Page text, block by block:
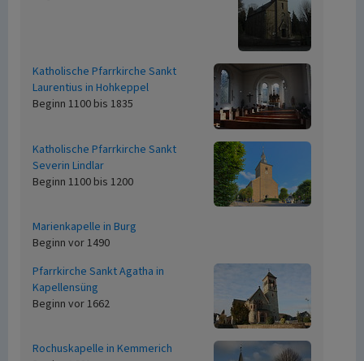
Katholische Pfarrkirche Sankt
Laurentius in Hohkeppel
Beginn 1100 bis 1835
Katholische Pfarrkirche Sankt
Severin Lindlar
Beginn 1100 bis 1200
Marienkapelle in Burg
Beginn vor 1490
Pfarrkirche Sankt Agatha in
Kapellensüng
Beginn vor 1662
Rochuskapelle in Kemmerich